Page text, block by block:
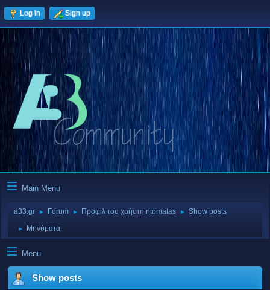
Log in Sign up
Main Menu
a33.gr ► Forum ► Προφίλ του χρήστη ntomatas ► Show posts
► Μηνύματα
Menu
Show posts